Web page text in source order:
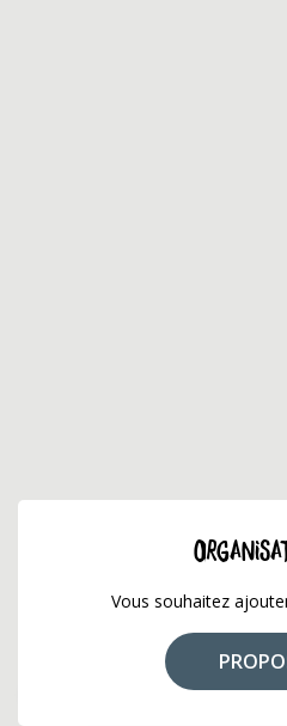
Vous souhaitez